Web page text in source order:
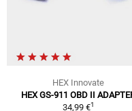
HEX Innovate
HEX GS-911 OBD II
34,99 €1